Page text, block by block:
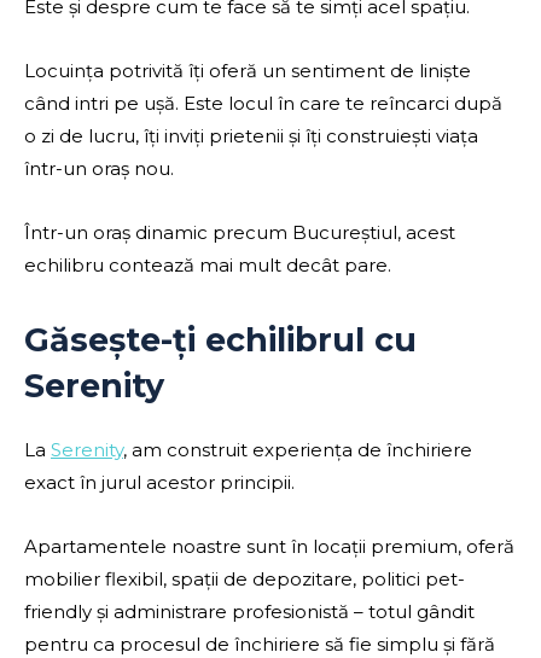
Este și despre cum te face să te simți acel spațiu.
Locuința potrivită îți oferă un sentiment de liniște
când intri pe ușă. Este locul în care te reîncarci după
o zi de lucru, îți inviți prietenii și îți construiești viața
într-un oraș nou.
Într-un oraș dinamic precum Bucureștiul, acest
echilibru contează mai mult decât pare.
Găsește-ți echilibrul cu
Serenity
La Serenity, am construit experiența de închiriere
exact în jurul acestor principii.
Apartamentele noastre sunt în locații premium, oferă
mobilier flexibil, spații de depozitare, politici pet-
friendly și administrare profesionistă – totul gândit
pentru ca procesul de închiriere să fie simplu și fără